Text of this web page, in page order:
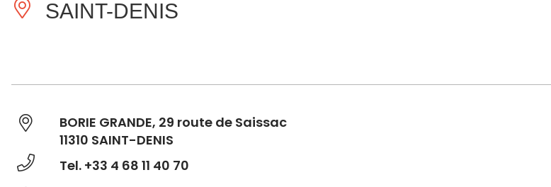
SAINT-DENIS
BORIE GRANDE, 29 route de Saissac
11310 SAINT-DENIS
Tel. +33 4 68 11 40 70